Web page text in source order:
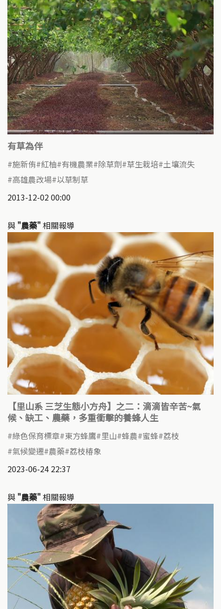
有草為伴
施新侑 紅柚 有機農業 除草劑 草生栽培 土壤流失
高雄農改場 以草制草
2013-12-02 00:00
與 "農藥" 相關報導
【里山系 三芝生態小方舟】之二：滴滴皆辛苦~氣
候、缺工、農藥，多重衝擊的養蜂人生
綠色保育標章 東方蜂鷹 里山 蜂農 蜜蜂 荔枝
氣候變遷 農藥 荔枝椿象
2023-06-24 22:37
與 "農藥" 相關報導